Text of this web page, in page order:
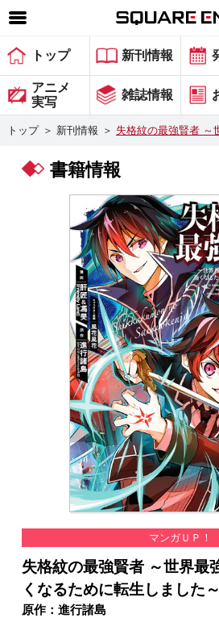
SQUARE ENIX 公式サイトメ
ゲーム
マガジン＆ブックス
グッズ
会社情報 採用
スクウェア・エニックス サイト内検索
トップ 新刊情報
アニメ
実写
雑誌情報
トップ ＞ 新刊情報 ＞ 失格紋の最強賢者 ～
書籍情報
マンガＵＰ！
失格紋の最強賢者 ～世界最
くなるために転生しました
原作：進行諸島